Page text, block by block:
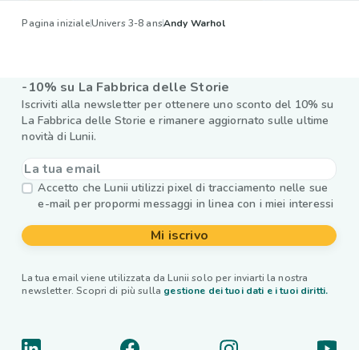
Pagina inizialeUnivers 3-8 ansAndy Warhol
-10% su La Fabbrica delle Storie
Iscriviti alla newsletter per ottenere uno sconto del 10% su
La Fabbrica delle Storie e rimanere aggiornato sulle ultime
novità di Lunii.
Accetto che Lunii utilizzi pixel di tracciamento nelle sue
e-mail per propormi messaggi in linea con i miei interessi
Mi iscrivo
La tua email viene utilizzata da Lunii solo per inviarti la nostra
newsletter. Scopri di più sulla gestione dei tuoi dati e i tuoi diritti.